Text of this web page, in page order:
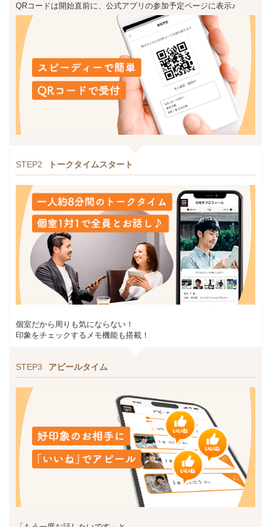
QRコードは開始直前に、公式アプリの参加予定ページに表示♪
STEP2 トークタイムスタート
個室だから周りも気にならない！
印象をチェックするメモ機能も搭載！
STEP3 アピールタイム